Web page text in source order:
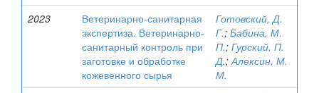
2023
Ветеринарно-санитарная
экспертиза. Ветеринарно-
санитарный контроль при
заготовке и обработке
кожевенного сырья
Готовский, Д.
Г.; Бабина, М.
П.; Гурский, П.
Д.;Алексин, М.
М.